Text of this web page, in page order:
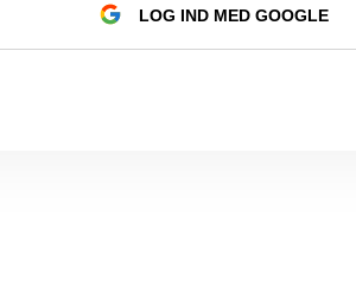
LOG IND MED GOOGLE